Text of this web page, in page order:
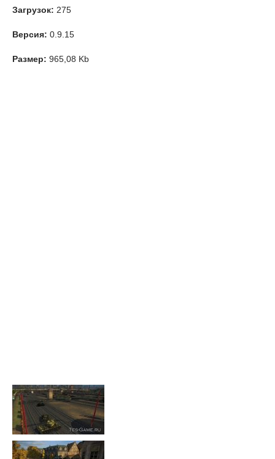
Загрузок: 275
Версия: 0.9.15
Размер: 965,08 Kb